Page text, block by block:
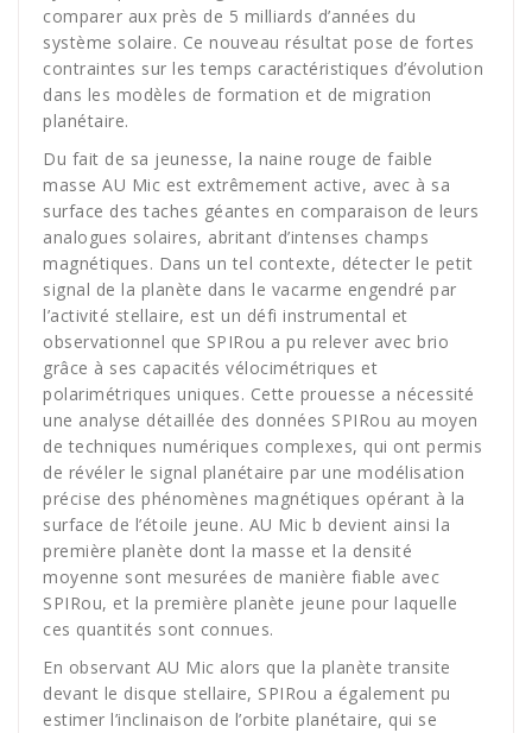
comparer aux près de 5 milliards d’années du
système solaire. Ce nouveau résultat pose de fortes
contraintes sur les temps caractéristiques d’évolution
dans les modèles de formation et de migration
planétaire.
Du fait de sa jeunesse, la naine rouge de faible
masse AU Mic est extrêmement active, avec à sa
surface des taches géantes en comparaison de leurs
analogues solaires, abritant d’intenses champs
magnétiques. Dans un tel contexte, détecter le petit
signal de la planète dans le vacarme engendré par
l’activité stellaire, est un défi instrumental et
observationnel que SPIRou a pu relever avec brio
grâce à ses capacités vélocimétriques et
polarimétriques uniques. Cette prouesse a nécessité
une analyse détaillée des données SPIRou au moyen
de techniques numériques complexes, qui ont permis
de révéler le signal planétaire par une modélisation
précise des phénomènes magnétiques opérant à la
surface de l’étoile jeune. AU Mic b devient ainsi la
première planète dont la masse et la densité
moyenne sont mesurées de manière fiable avec
SPIRou, et la première planète jeune pour laquelle
ces quantités sont connues.
En observant AU Mic alors que la planète transite
devant le disque stellaire, SPIRou a également pu
estimer l’inclinaison de l’orbite planétaire, qui se